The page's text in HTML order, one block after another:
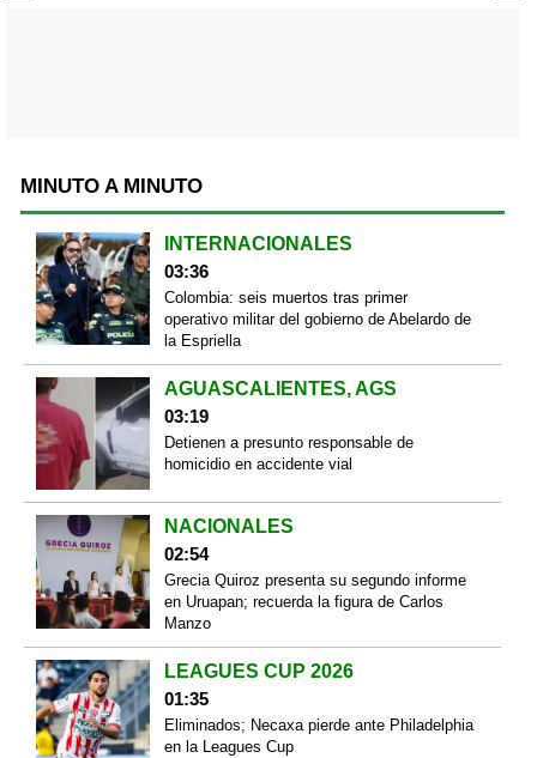
MINUTO A MINUTO
INTERNACIONALES
03:36
Colombia: seis muertos tras primer
operativo militar del gobierno de Abelardo de
la Espriella
AGUASCALIENTES, AGS
03:19
Detienen a presunto responsable de
homicidio en accidente vial
NACIONALES
02:54
Grecia Quiroz presenta su segundo informe
en Uruapan; recuerda la figura de Carlos
Manzo
LEAGUES CUP 2026
01:35
Eliminados; Necaxa pierde ante Philadelphia
en la Leagues Cup